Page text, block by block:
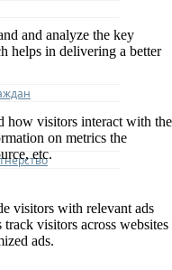
and analyze the key
helps in delivering a better
how visitors interact with the
on metrics the
etc.
visitors with relevant ads
visitors across websites
ads.